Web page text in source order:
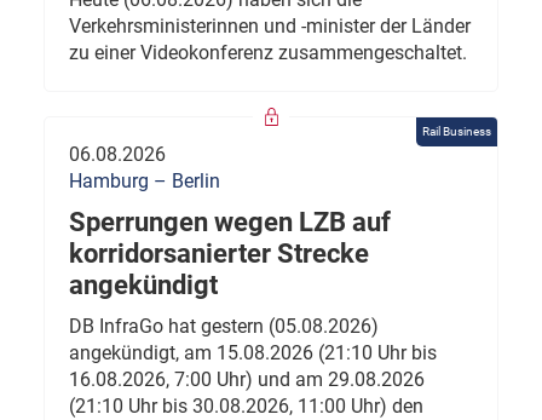
Verkehrsministerinnen und -minister der Länder
zu einer Videokonferenz zusammengeschaltet.
Rail Business
06.08.2026
Hamburg – Berlin
Sperrungen wegen LZB auf
korridorsanierter Strecke
angekündigt
DB InfraGo hat gestern (05.08.2026)
angekündigt, am 15.08.2026 (21:10 Uhr bis
16.08.2026, 7:00 Uhr) und am 29.08.2026
(21:10 Uhr bis 30.08.2026, 11:00 Uhr) den